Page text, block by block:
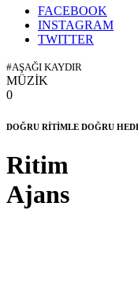
FACEBOOK
INSTAGRAM
TWITTER
#AŞAĞI KAYDIR
MÜZİK
0
DOĞRU RİTİMLE DOĞRU
Ritim
Ajans